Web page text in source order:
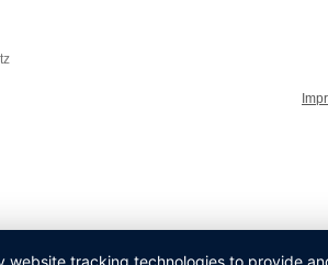
website tracking technologies to provide